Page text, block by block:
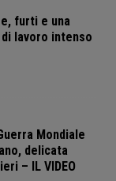
furti e una
lavoro intenso
Mondiale
delicata
– IL VIDEO